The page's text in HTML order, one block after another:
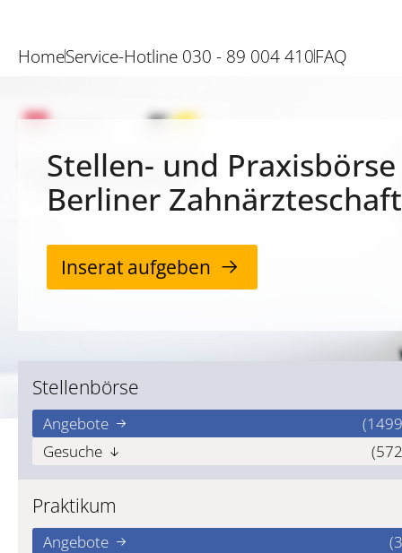
HomeService-Hotline 030 - 89 004 410FAQ
Stellen- und
Berliner Zahnärzteschaft
Inserat aufgeben
Stellenbörse
Angebote
Gesuche
Praktikum
Angebote